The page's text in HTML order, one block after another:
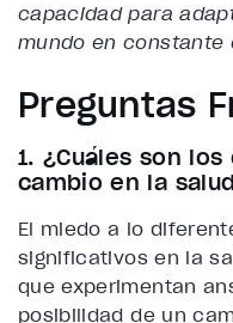
capacidad para
mundo en constante
Preguntas
1. ¿Cuáles son
cambio en la
El miedo a lo
significativos en la
que experimentan
posibilidad de un